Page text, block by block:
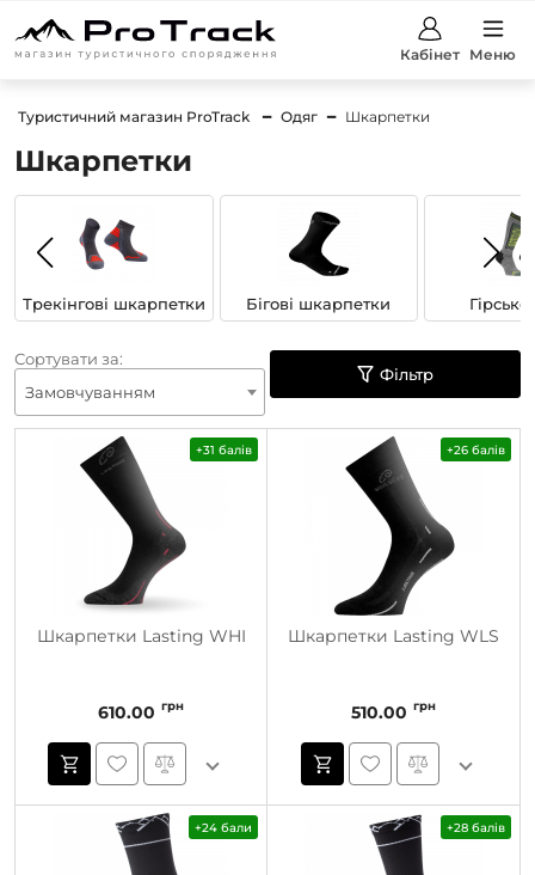
Кабінет Меню
Туристичний магазин ProTrack Одяг Шкарпетки
Шкарпетки
Трекінгові шкарпетки Бігові шкарпетки
Сортувати за:
Замовчуванням
Фільтр
+31 балів
Шкарпетки Lasting WHI
610.00 грн
+26 балів
Шкарпетки Lasting WLS
510.00 грн
+24 бали +28 балів